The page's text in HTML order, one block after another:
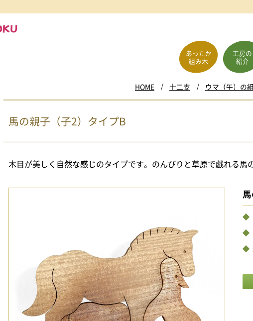
あったか
組み木
工房の
紹介
HOME 十二支 ウマ（午）の組
馬の親子（子2）タイプB
木目が美しく自然な感じのタイプです。のんびりと草原で戯れる馬